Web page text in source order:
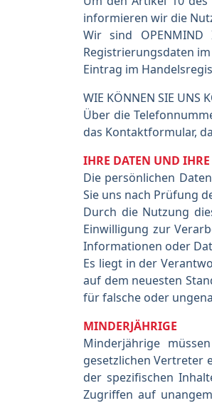
informieren wir die
Wir sind OPENMIND
Registrierungsdaten
Eintrag im
WIE KÖNNEN SIE UNS
Über die
das Kontaktformular,
IHRE DATEN UND IHRE
Die persönlichen
Sie uns nach Prüfung
Durch die Nutzung
Einwilligung zur
Informationen oder
Es liegt in der
auf dem neuesten
für falsche oder
MINDERJÄHRIGE
Minderjährige
gesetzlichen Vertreter
der spezifischen
Zugriffen auf